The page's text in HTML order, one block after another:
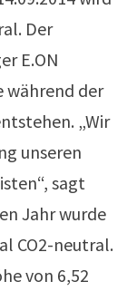
Der
E.ON
während der
„Wir
unseren
sagt
Jahr wurde
CO2-neutral.
von 6,52